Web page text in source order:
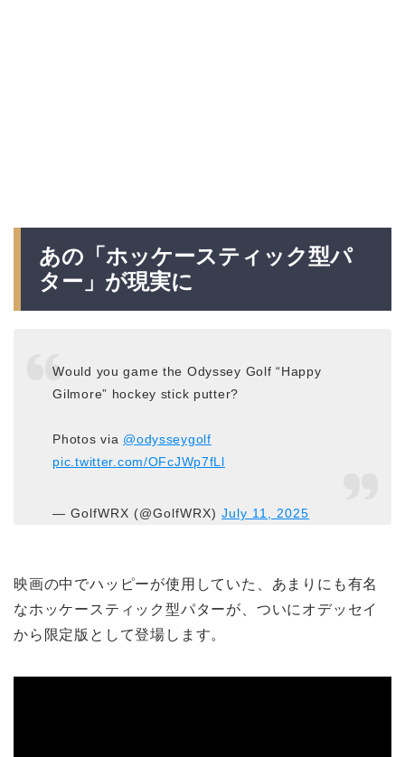
あの「ホッケースティック型パ
ター」が現実に
Would you game the Odyssey Golf “Happy
Gilmore” hockey stick putter?
Photos via @odysseygolf
pic.twitter.com/OFcJWp7fLl
— GolfWRX (@GolfWRX)July 11, 2025
映画の中でハッピーが使用していた、あまりにも有名
なホッケースティック型パターが、ついにオデッセイ
から限定版として登場します。